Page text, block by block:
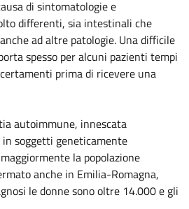
di sintomatologie e
differenti, sia intestinali che
ad altre patologie. Una difficile
spesso per alcuni pazienti tempi
prima di ricevere una
autoimmune, innescata
soggetti geneticamente
la popolazione
anche in Emilia-Romagna,
le donne sono oltre 14.000 e gli